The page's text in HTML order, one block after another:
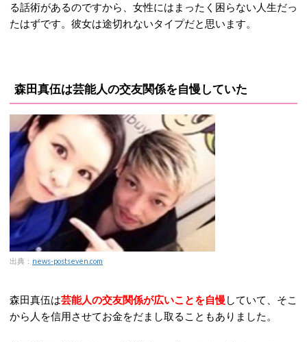
る話術があるのですから、女性にはまったく困らない人生だっ
たはずです。彼女は途切れないタイプだと思います。
森田真伍は芸能人の交友関係を自慢していた
出典： news-postseven.com
森田真伍は芸能人の交友関係が広いことを自慢 していて、そこ
から人を信用させてお金をだまし取ることもありました。